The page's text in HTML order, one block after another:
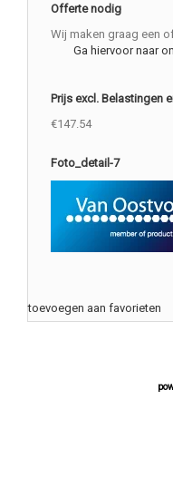
Offerte nodig
Wij maken graag een
Ga hiervoor naar
Prijs excl. Belastingen
€147.54
Foto_detail-7
toevoegen aan favorieten